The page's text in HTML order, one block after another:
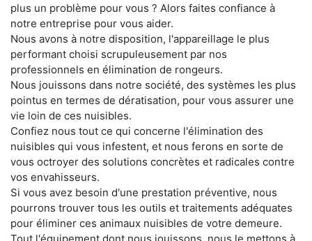
plus un problème pour vous ? Alors faites confiance à
notre entreprise pour vous aider.
Nous avons à notre disposition, l'appareillage le plus
performant choisi scrupuleusement par nos
professionnels en élimination de rongeurs.
Nous jouissons dans notre société, des systèmes les plus
pointus en termes de dératisation, pour vous assurer une
vie loin de ces nuisibles.
Confiez nous tout ce qui concerne l'élimination des
nuisibles qui vous infestent, et nous ferons en sorte de
vous octroyer des solutions concrètes et radicales contre
vos envahisseurs.
Si vous avez besoin d'une prestation préventive, nous
pourrons trouver tous les outils et traitements adéquates
pour éliminer ces animaux nuisibles de votre demeure.